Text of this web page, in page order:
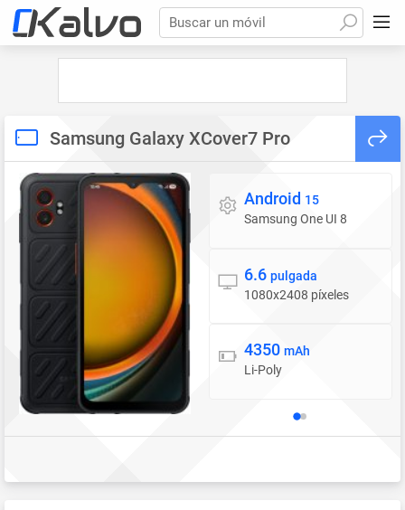
Buscar un móvil
Samsung Galaxy XCover7 Pro
Sistema operativo
Android 15
Samsung One UI 8
Pantalla
6.6 pulgada
1080x2408 píxeles
Batería
4350 mAh
Li-Poly